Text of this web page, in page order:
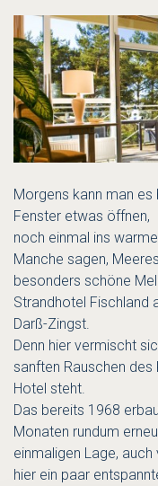
Morgens kann man
Fenster etwas öffnen,
noch einmal ins
Manche sagen,
besonders schöne
Strandhotel Fischland
Darß-Zingst.
Denn hier vermischt
sanften Rauschen
Hotel steht.
Das bereits 1968
Monaten rundum
einmaligen Lage,
hier ein paar